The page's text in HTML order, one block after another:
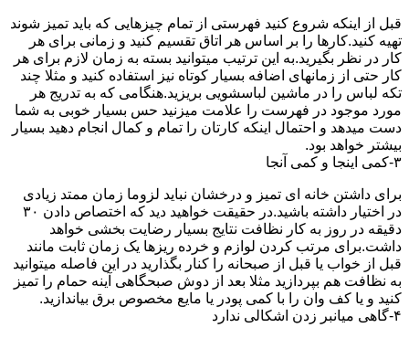
قبل از اینکه شروع کنید فهرستی از تمام چیزهایی که باید تمیز شوند
تهیه کنید.کارها را بر اساس هر اتاق تقسیم کنید و زمانی برای هر
کار در نظر بگیرید.به این ترتیب میتوانید بسته به زمان لازم برای هر
کار حتی از زمانهای اضافه بسیار کوتاه نیز استفاده کنید و مثلا چند
تکه لباس را در ماشین لباسشویی بریزید.هنگامی که به تدریج هر
مورد موجود در فهرست را علامت میزنید حس بسیار خوبی به شما
دست میدهد و احتمال اینکه کارتان را تمام و کمال انجام دهید بسیار
بیشتر خواهد بود.
۳-کمی اینجا و کمی آنجا
برای داشتن خانه ای تمیز و درخشان نباید لزوما زمان ممتد زیادی
در اختیار داشته باشید.در حقیقت خواهید دید که اختصاص دادن ۳۰
دقیقه در روز به کار نظافت نتایج بسیار رضایت بخشی خواهد
داشت.برای مرتب کردن لوازم و خرده ریزها یک زمان ثابت مانند
قبل از خواب یا قبل از صبحانه را کنار بگذارید در این فاصله میتوانید
به نظافت هم بپردازید مثلا بعد از دوش صبحگاهی آینه حمام را تمیز
کنید و یا کف وان را با کمی پودر یا مایع مخصوص برق بیاندازید.
۴-گاهی میانبر زدن اشکالی ندارد